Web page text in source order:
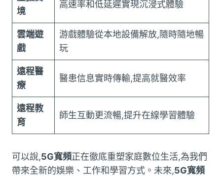
境
高速率和低延遲實現沉浸式體驗
雲端遊
戲
游戲體驗從本地設備解放,隨時隨地暢
玩
遠程醫
療
醫患信息實時傳輸,提高就醫效率
遠程教
育
師生互動更流暢,提升在線學習體驗
可以說,5G寬頻正在徹底重塑家庭數位生活,為我們
帶來全新的娛樂、工作和學習方式。未來,5G寬頻